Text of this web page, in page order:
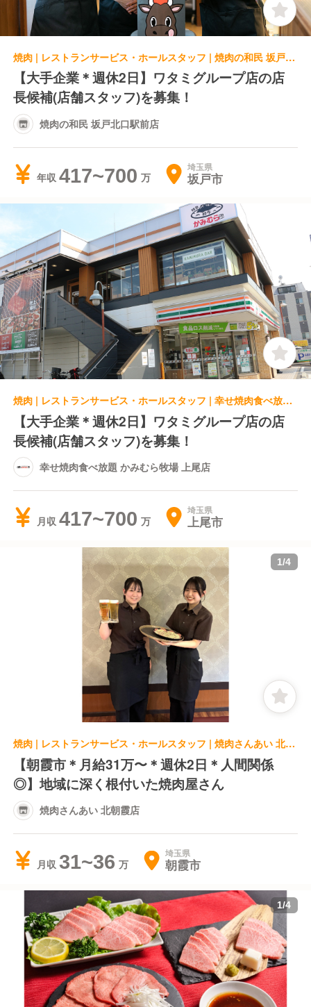
焼肉 | レストランサービス・ホールスタッフ | 焼肉の和民 坂戸北口駅前店
【大手企業＊週休2日】ワタミグループ店の店
長候補(店舗スタッフ)を募集！
焼肉の和民 坂戸北口駅前店
年収 417~700 埼玉県
坂戸市
焼肉 | レストランサービス・ホールスタッフ | 幸せ焼肉食べ放題 かみむら牧場 上尾店
【大手企業＊週休2日】ワタミグループ店の店
長候補(店舗スタッフ)を募集！
幸せ焼肉食べ放題 かみむら牧場 上尾店
月収 417~700 埼玉県
上尾市
1/4
焼肉 | レストランサービス・ホールスタッフ | 焼肉さんあい 北朝霞店
【朝霞市＊月給31万〜＊週休2日＊人間関係
◎】地域に深く根付いた焼肉屋さん
焼肉さんあい 北朝霞店
月収 31~36 埼玉県
朝霞市
1/4